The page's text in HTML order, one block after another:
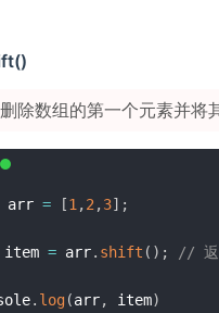
除数组的第一个元素并将
arr = [1 ,2 ,3] ;
item = arr. shift ( ) ; // 返
. log(arr, item)